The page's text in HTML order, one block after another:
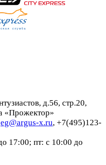
д.56, стр.20,
«Прожектор»
eg@argus-x.ru, +7(495)123-
17:00; пт: с 10:00 до